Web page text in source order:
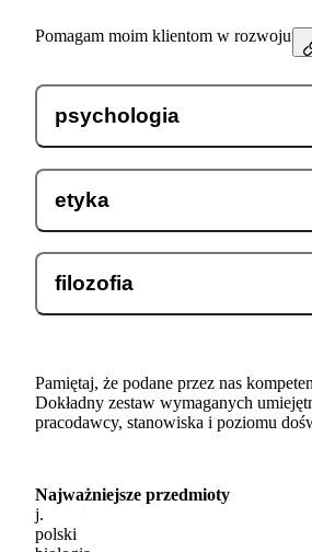
Pomagam moim klientom w rozwoju
psychologia
etyka
filozofia
Pamiętaj, że podane przez nas
Dokładny zestaw wymaganych
pracodawcy, stanowiska i poziomu
Najważniejsze przedmioty
j.
polski